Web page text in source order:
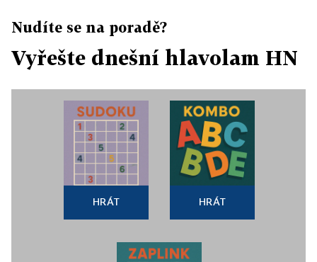
Nudíte se na poradě?
Vyřešte dnešní hlavolam HN
HRÁT HRÁT